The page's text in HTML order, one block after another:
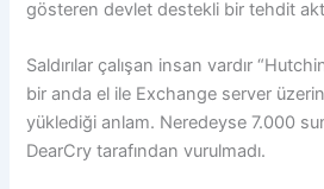
gösteren devlet destekli bir tehdit
Saldırılar çalışan insan vardır
bir anda el ile Exchange server
yüklediği anlam. Neredeyse 7.000
DearCry tarafından vurulmadı.